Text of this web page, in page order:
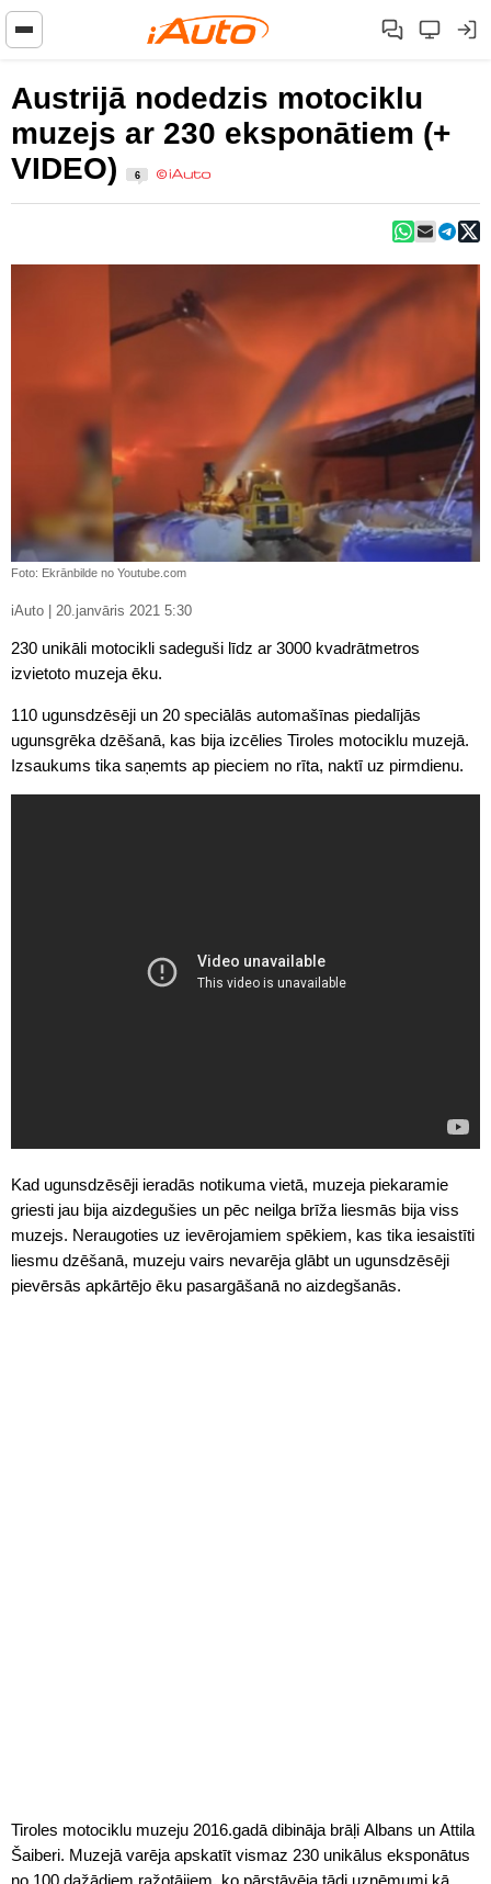
Austrijā nodedzis motociklu
muzejs ar 230 eksponātiem (+
VIDEO)
6
Foto: Ekrānbilde no Youtube.com
iAuto | 20.janvāris 2021 5:30
230 unikāli motocikli sadeguši līdz ar 3000 kvadrātmetros
izvietoto muzeja ēku.
110 ugunsdzēsēji un 20 speciālās automašīnas piedalījās
ugunsgrēka dzēšanā, kas bija izcēlies Tiroles motociklu muzejā.
Izsaukums tika saņemts ap pieciem no rīta, naktī uz pirmdienu.
Kad ugunsdzēsēji ieradās notikuma vietā, muzeja piekaramie
griesti jau bija aizdegušies un pēc neilga brīža liesmās bija viss
muzejs. Neraugoties uz ievērojamiem spēkiem, kas tika iesaistīti
liesmu dzēšanā, muzeju vairs nevarēja glābt un ugunsdzēsēji
pievērsās apkārtējo ēku pasargāšanā no aizdegšanās.
Tiroles motociklu muzeju 2016.gadā dibināja brāļi Albans un Attila
Šaiberi. Muzejā varēja apskatīt vismaz 230 unikālus eksponātus
no 100 dažādiem ražotājiem, ko pārstāvēja tādi uzņēmumi kā